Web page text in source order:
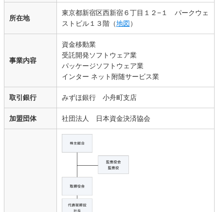
所在地
東京都新宿区西新宿６丁目１２−１ パークウェ
ストビル１３階（地図 ）
事業内容
資金移動業
受託開発ソフトウェア業
パッケージソフトウェア業
インター ネット附随サービス業
取引銀行 みずほ銀行 小舟町支店
加盟団体 社団法人 日本資金決済協会